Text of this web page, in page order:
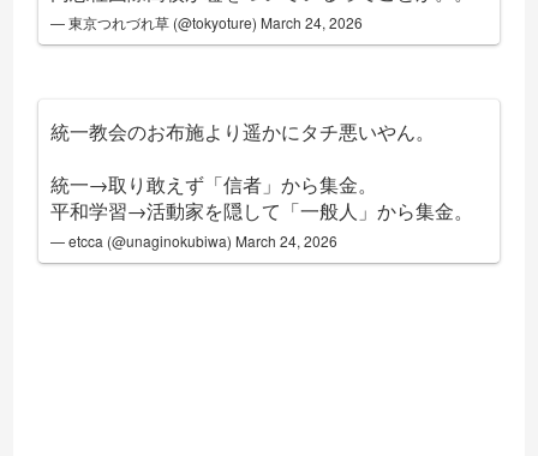
— 東京つれづれ草 (@tokyoture) March 24, 2026
統一教会のお布施より遥かにタチ悪いやん。
統一→取り敢えず「信者」から集金。
平和学習→活動家を隠して「一般人」から集金。
— etcca (@unaginokubiwa) March 24, 2026